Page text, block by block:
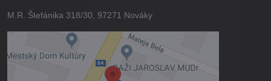
M.R. Štefánika 318/30, 97271 Nováky